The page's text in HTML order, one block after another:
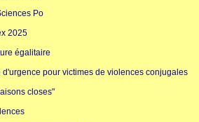
Po
2025
égalitaire
pour victimes de violences conjugales
closes"